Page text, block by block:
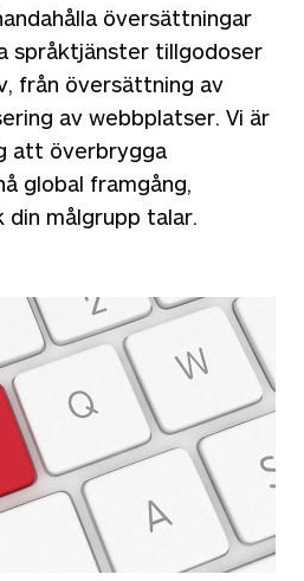
översättningar
språktjänster tillgodoser
från översättning av
av webbplatser. Vi är
att överbrygga
global framgång,
målgrupp talar.